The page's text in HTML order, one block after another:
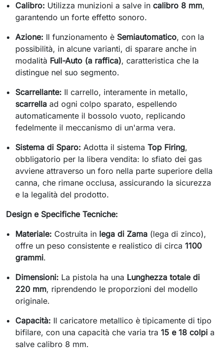
Calibro: Utilizza munizioni a salve incalibro 8 mm,
garantendo un forte effetto sonoro.
Azione: Il funzionamento è Semiautomatico, con la
possibilità, in alcune varianti, di sparare anche in
modalità Full-Auto (a raffica), caratteristica che la
distingue nel suo segmento.
Scarrellante: Il carrello, interamente in metallo,
scarrella ad ogni colpo sparato, espellendo
automaticamente il bossolo vuoto, replicando
fedelmente il meccanismo di un'arma vera.
Sistema di Sparo: Adotta il sistemaTop Firing,
obbligatorio per la libera vendita: lo sfiato dei gas
avviene attraverso un foro nella parte superiore della
canna, che rimane occlusa, assicurando la sicurezza
e la legalità del prodotto.
Design e Specifiche Tecniche:
Materiale: Costruita in lega di Zama (lega di zinco),
offre un peso consistente e realistico di circa1100
grammi.
Dimensioni: La pistola ha una Lunghezza totale di
220 mm, riprendendo le proporzioni del modello
originale.
Capacità: Il caricatore metallico è tipicamente di tipo
bifilare, con una capacità che varia tra15 e 18 colpi a
salve calibro 8 mm.